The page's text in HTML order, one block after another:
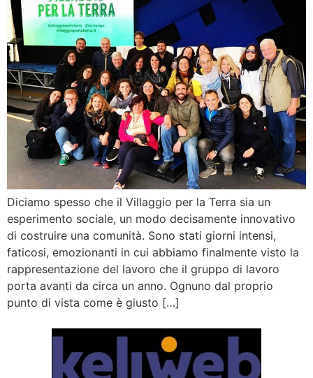
Diciamo spesso che il Villaggio per la Terra sia un
esperimento sociale, un modo decisamente innovativo
di costruire una comunità. Sono stati giorni intensi,
faticosi, emozionanti in cui abbiamo finalmente visto la
rappresentazione del lavoro che il gruppo di lavoro
porta avanti da circa un anno. Ognuno dal proprio
punto di vista come è giusto […]